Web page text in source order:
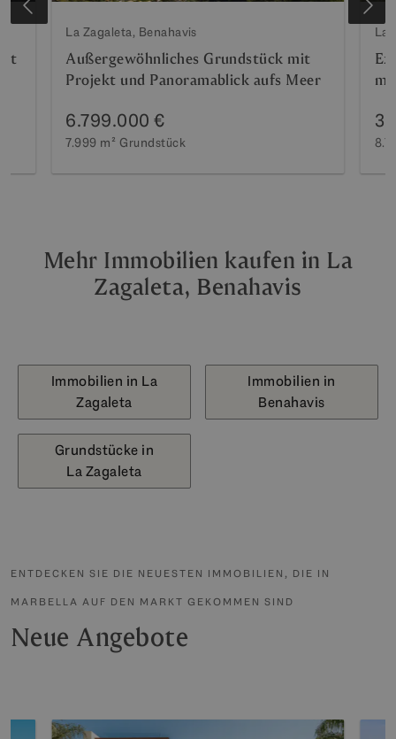
La Zagaleta, Benahavis
Außergewöhnliches Grundstück mit
Projekt und Panoramablick aufs Meer
6.799.000 €
7.999 m² Grundstück
La
Mehr Immobilien kaufen in La
Zagaleta, Benahavis
Immobilien in La
Zagaleta
Immobilien in
Benahavis
Grundstücke in
La Zagaleta
ENTDECKEN SIE DIE NEUESTEN IMMOBILIEN, DIE IN
MARBELLA AUF DEN MARKT GEKOMMEN SIND
Neue Angebote